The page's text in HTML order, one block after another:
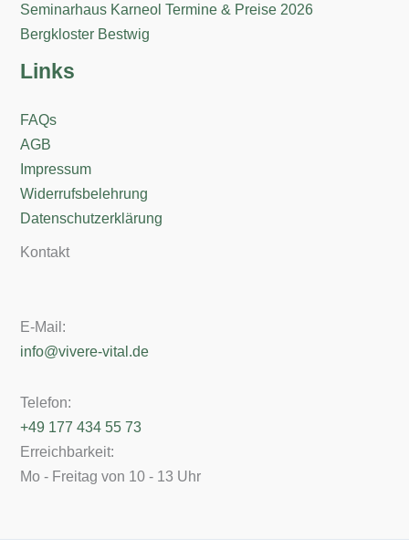
Seminarhaus Karneol Termine & Preise 2026
Bergkloster Bestwig
Links
FAQs
AGB
Impressum
Widerrufsbelehrung
Datenschutzerklärung
Kontakt
E-Mail:
info@vivere-vital.de
Telefon:
+49 177 434 55 73
Erreichbarkeit:
Mo - Freitag von 10 - 13 Uhr